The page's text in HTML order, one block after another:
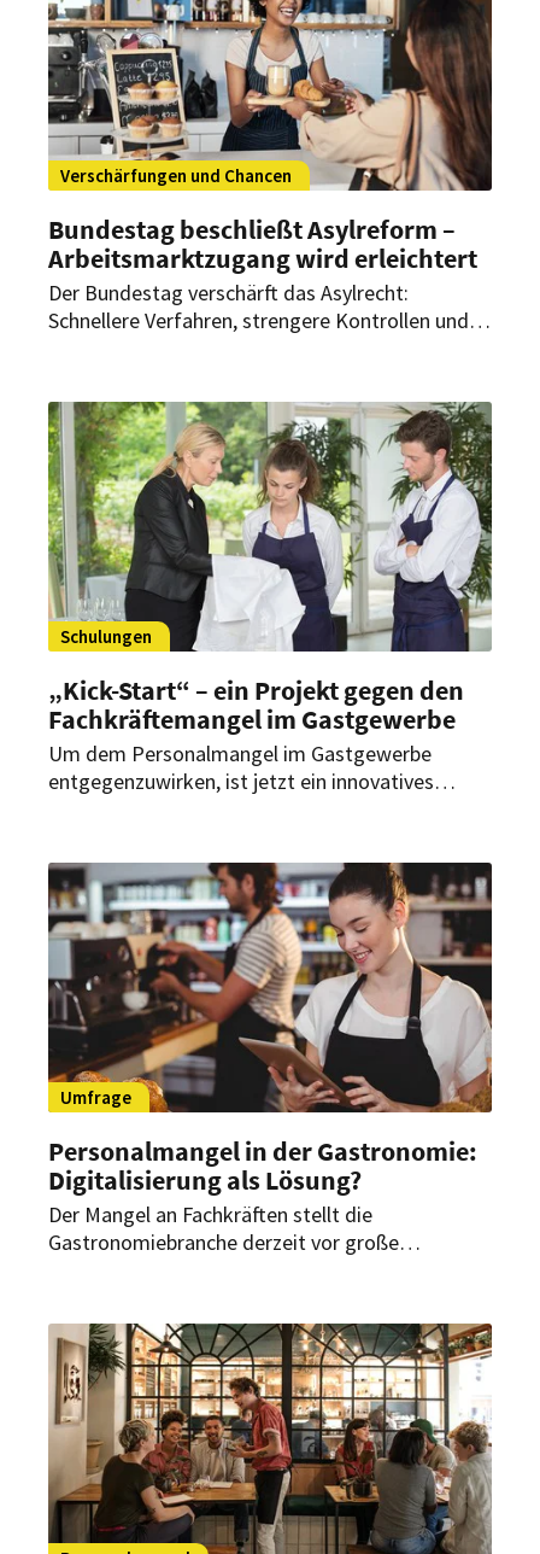
Verschärfungen und Chancen
Bundestag beschließt Asylreform –
Arbeitsmarktzugang wird erleichtert
Der Bundestag verschärft das Asylrecht:
Schnellere Verfahren, strengere Kontrollen und
insbesondere für personalintensive Branchen wie
das Gastgewerbe haben kann.
Schulungen
„Kick-Start“ – ein Projekt gegen den
Fachkräftemangel im Gastgewerbe
Um dem Personalmangel im Gastgewerbe
entgegenzuwirken, ist jetzt ein innovatives
auf einfache Jobs in der Küche oder im Service
vorbereiten und ihnen so den Einstieg in die
Branche erleichtern.
Umfrage
Personalmangel in der Gastronomie:
Digitalisierung als Lösung?
Der Mangel an Fachkräften stellt die
Gastronomiebranche derzeit vor große
Unzufriedenheit und den Personalmangel in der
Gastronomiebranche lindern?